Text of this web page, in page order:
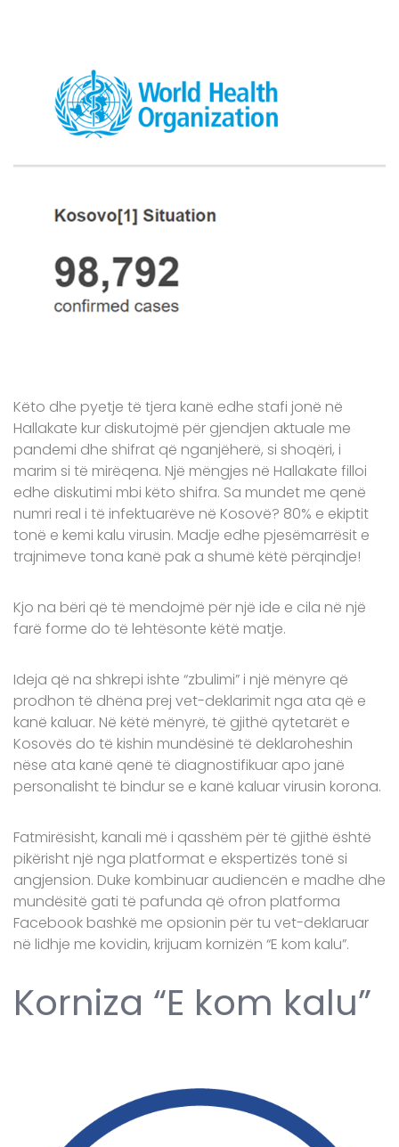
Këto dhe pyetje të tjera kanë edhe stafi jonë në
Hallakate kur diskutojmë për gjendjen aktuale me
pandemi dhe shifrat që nganjëherë, si shoqëri, i
marim si të mirëqena. Një mëngjes në Hallakate filloi
edhe diskutimi mbi këto shifra. Sa mundet me qenë
numri real i të infektuarëve në Kosovë? 80% e ekiptit
tonë e kemi kalu virusin. Madje edhe pjesëmarrësit e
trajnimeve tona kanë pak a shumë këtë përqindje!
Kjo na bëri që të mendojmë për një ide e cila në një
farë forme do të lehtësonte këtë matje.
Ideja që na shkrepi ishte “zbulimi” i një mënyre që
prodhon të dhëna prej vet-deklarimit nga ata që e
kanë kaluar. Në këtë mënyrë, të gjithë qytetarët e
Kosovës do të kishin mundësinë të deklaroheshin
nëse ata kanë qenë të diagnostifikuar apo janë
personalisht të bindur se e kanë kaluar virusin korona.
Fatmirësisht, kanali më i qasshëm për të gjithë është
pikërisht një nga platformat e ekspertizës tonë si
angjension. Duke kombinuar audiencën e madhe dhe
mundësitë gati të pafunda që ofron platforma
Facebook bashkë me opsionin për tu vet-deklaruar
në lidhje me kovidin, krijuam kornizën “E kom kalu”.
Korniza “E kom kalu”